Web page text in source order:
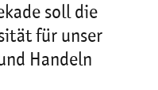
soll die
für unser
Handeln